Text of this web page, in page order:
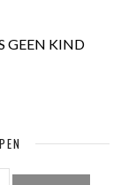
GEEN KIND